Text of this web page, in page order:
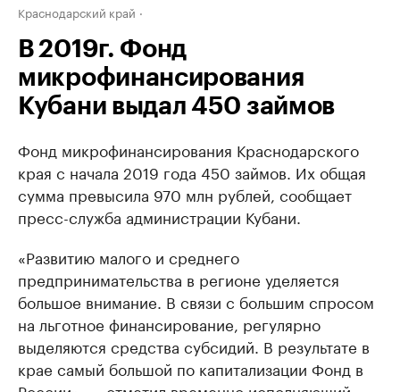
Краснодарский край
В 2019г. Фонд
микрофинансирования
Кубани выдал 450 займов
Фонд микрофинансирования Краснодарского
края с начала 2019 года 450 займов. Их общая
сумма превысила 970 млн рублей, сообщает
пресс-служба администрации Кубани.
«Развитию малого и среднего
предпринимательства в регионе уделяется
большое внимание. В связи с большим спросом
на льготное финансирование, регулярно
выделяются средства субсидий. В результате в
крае самый большой по капитализации Фонд в